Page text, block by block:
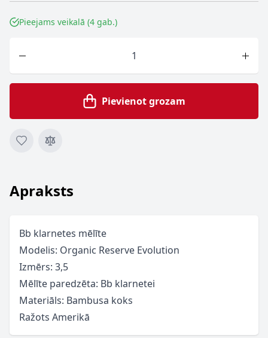
Pieejams veikalā (4 gab.)
Pievienot grozam
Apraksts
Bb klarnetes mēlīte
Modelis: Organic Reserve Evolution
Izmērs: 3,5
Mēlīte paredzēta: Bb klarnetei
Materiāls: Bambusa koks
Ražots Amerikā